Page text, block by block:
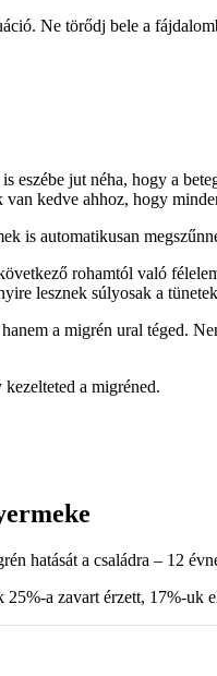
Ne törődj bele a
eszébe jut néha, hogy a
kedve ahhoz, hogy
is automatikusan
rohamtól való
lesznek súlyosak a
a migrén ural téged.
a migréned.
hatását a családra – 12
a zavart érzett, 17%-uk